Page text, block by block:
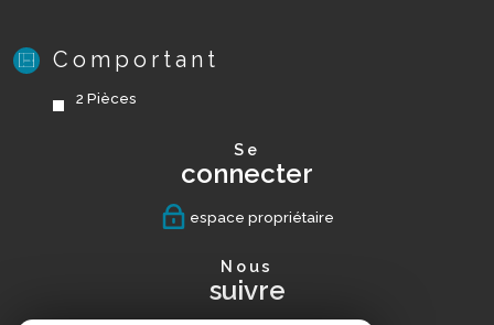
Comportant
2 Pièces
se
connecter
espace propriétaire
nous
suivre